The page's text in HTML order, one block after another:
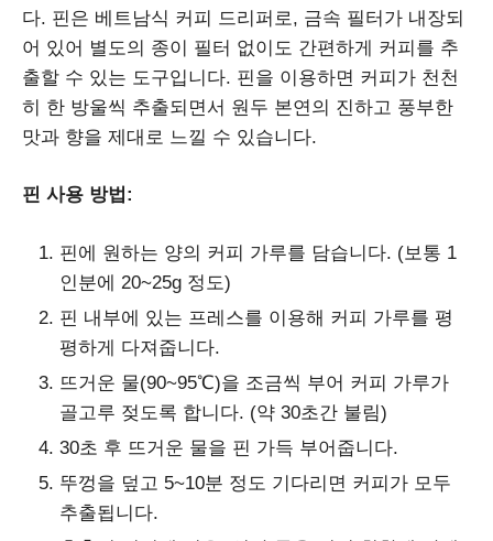
다. 핀은 베트남식 커피 드리퍼로, 금속 필터가 내장되
어 있어 별도의 종이 필터 없이도 간편하게 커피를 추
출할 수 있는 도구입니다. 핀을 이용하면 커피가 천천
히 한 방울씩 추출되면서 원두 본연의 진하고 풍부한
맛과 향을 제대로 느낄 수 있습니다.
핀 사용 방법:
핀에 원하는 양의 커피 가루를 담습니다. (보통 1
인분에 20~25g 정도)
핀 내부에 있는 프레스를 이용해 커피 가루를 평
평하게 다져줍니다.
뜨거운 물(90~95℃)을 조금씩 부어 커피 가루가
골고루 젖도록 합니다. (약 30초간 불림)
30초 후 뜨거운 물을 핀 가득 부어줍니다.
뚜껑을 덮고 5~10분 정도 기다리면 커피가 모두
추출됩니다.